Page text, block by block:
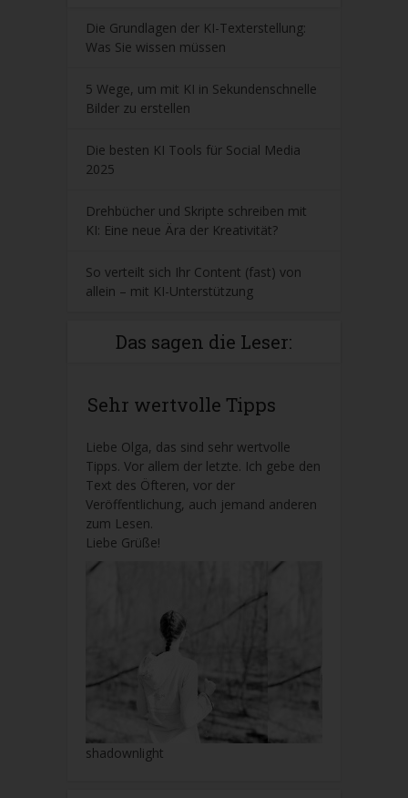
Die Grundlagen der KI-Texterstellung:
Was Sie wissen müssen
5 Wege, um mit KI in Sekundenschnelle
Bilder zu erstellen
Die besten KI Tools für Social Media
2025
Drehbücher und Skripte schreiben mit
KI: Eine neue Ära der Kreativität?
So verteilt sich Ihr Content (fast) von
allein – mit KI-Unterstützung
Das sagen die Leser:
Sehr wertvolle Tipps
Liebe Olga, das sind sehr wertvolle
Tipps. Vor allem der letzte. Ich gebe den
Text des Öfteren, vor der
Veröffentlichung, auch jemand anderen
zum Lesen.
Liebe Grüße!
shadownlight